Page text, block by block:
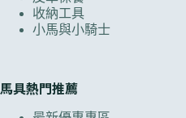
收納工具
小馬與小騎士
馬具熱門推薦